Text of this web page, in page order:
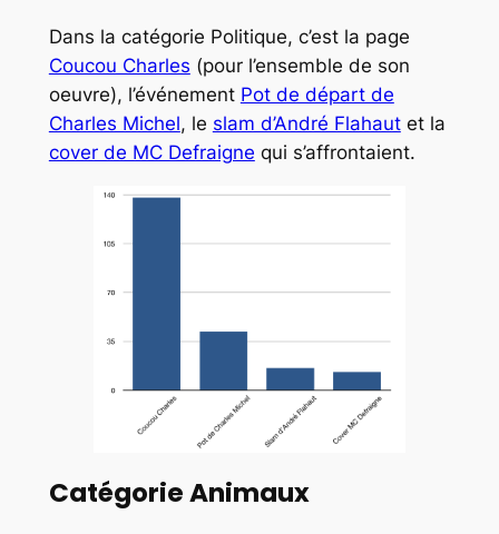
Dans la catégorie Politique, c’est la page
Coucou Charles (pour l’ensemble de son
oeuvre), l’événement Pot de départ de
Charles Michel, le slam d’André Flahautet la
cover de MC Defraigne qui s’affrontaient.
Catégorie Animaux